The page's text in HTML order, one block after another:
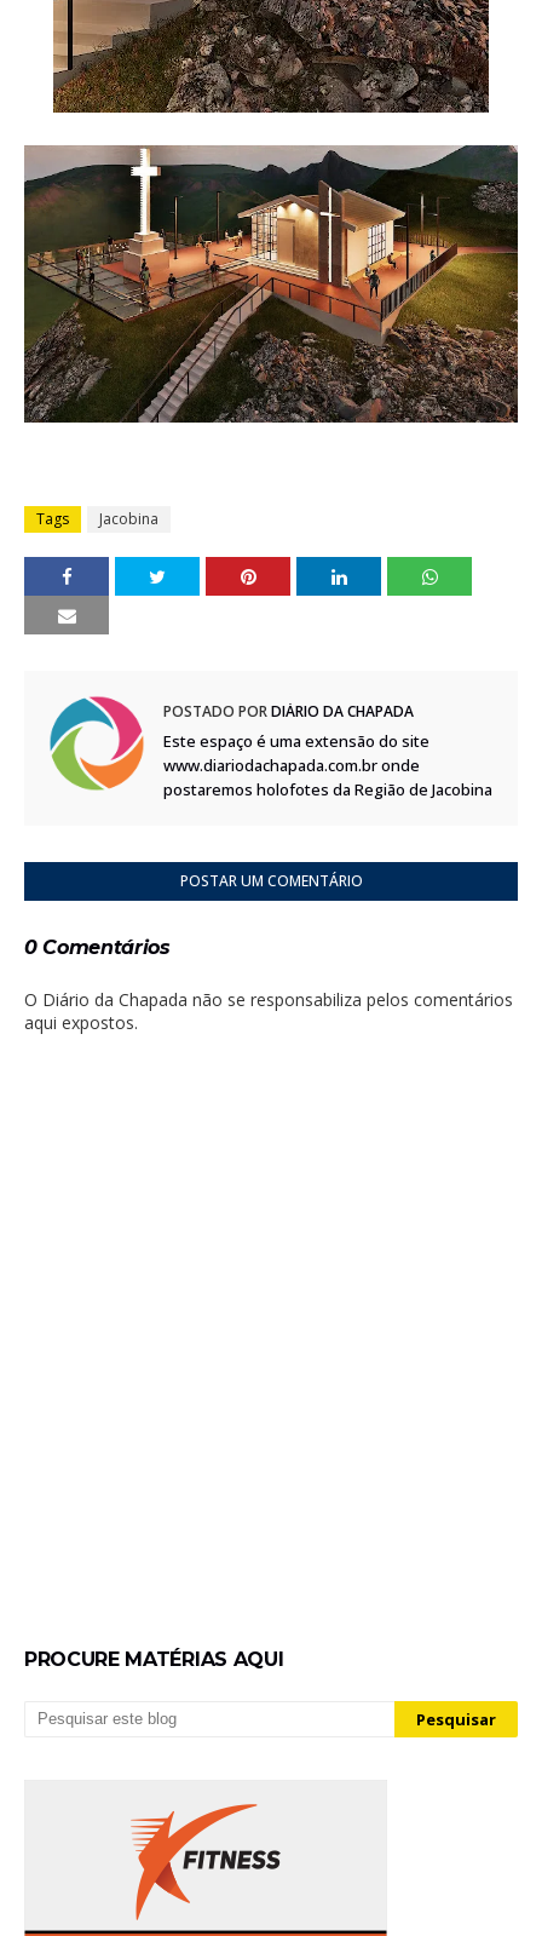
Tags Jacobina
POSTADO PORDIÁRIO DA CHAPADA
Este espaço é uma extensão do site
www.diariodachapada.com.br onde
postaremos holofotes da Região de Jacobina
POSTAR UM COMENTÁRIO
0 Comentários
O Diário da Chapada não se responsabiliza pelos comentários
aqui expostos.
PROCURE MATÉRIAS AQUI